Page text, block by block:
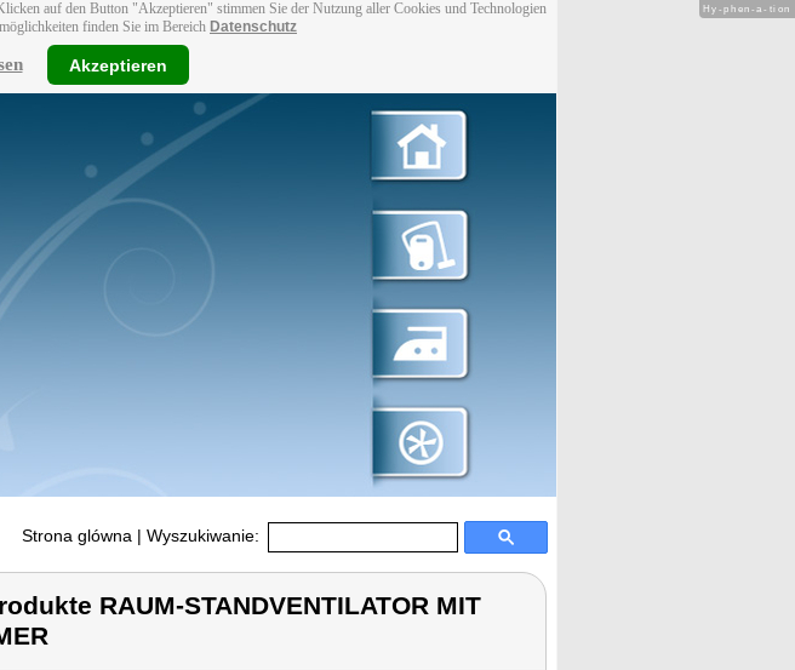
auf den Button "Akzeptieren" stimmen Sie der Nutzung aller Cookies und Technologien
finden Sie im Bereich Datenschutz
Akzeptieren
Strona glówna | Wyszukiwanie:
RAUM-STANDVENTILATOR MIT
Hy-phen-a-tion